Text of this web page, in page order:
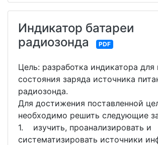
Индикатор батареи
радиозонда
PDF
Цель: разработка индикатора для
состояния заряда источника
радиозонда.
Для достижения поставленной
необходимо решить следующие
1. изучить, проанализировать и
систематизировать источники